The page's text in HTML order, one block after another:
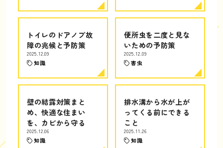
トイレのドアノブ故
障の兆候と予防策
2025.12.09
知識
便所虫を二度と見な
いための予防策
2025.12.09
害虫
壁の結露対策まと
め、快適な住まい
を、カビから守る
2025.12.06
知識
排水溝から水が上が
ってくる前にできる
こと
2025.11.26
知識